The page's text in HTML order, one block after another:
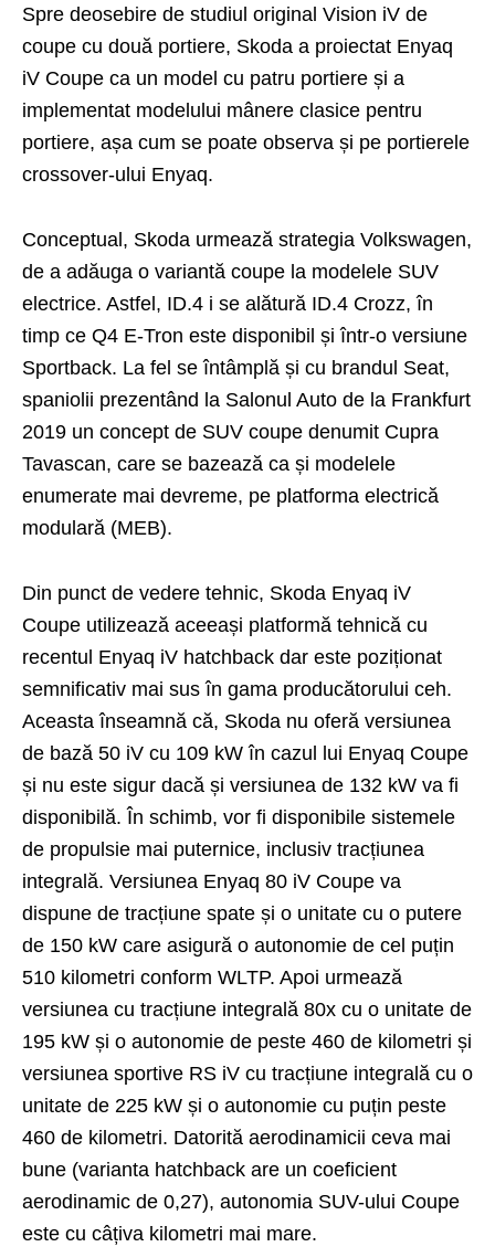
Spre deosebire de studiul original Vision iV de
coupe cu două portiere, Skoda a proiectat Enyaq
iV Coupe ca un model cu patru portiere și a
implementat modelului mânere clasice pentru
portiere, așa cum se poate observa și pe portierele
crossover-ului Enyaq.
Conceptual, Skoda urmează strategia Volkswagen,
de a adăuga o variantă coupe la modelele SUV
electrice. Astfel, ID.4 i se alătură ID.4 Crozz, în
timp ce Q4 E-Tron este disponibil și într-o versiune
Sportback. La fel se întâmplă și cu brandul Seat,
spaniolii prezentând la Salonul Auto de la Frankfurt
2019 un concept de SUV coupe denumit Cupra
Tavascan, care se bazează ca și modelele
enumerate mai devreme, pe platforma electrică
modulară (MEB).
Din punct de vedere tehnic, Skoda Enyaq iV
Coupe utilizează aceeași platformă tehnică cu
recentul Enyaq iV hatchback dar este poziționat
semnificativ mai sus în gama producătorului ceh.
Aceasta înseamnă că, Skoda nu oferă versiunea
de bază 50 iV cu 109 kW în cazul lui Enyaq Coupe
și nu este sigur dacă și versiunea de 132 kW va fi
disponibilă. În schimb, vor fi disponibile sistemele
de propulsie mai puternice, inclusiv tracțiunea
integrală. Versiunea Enyaq 80 iV Coupe va
dispune de tracțiune spate și o unitate cu o putere
de 150 kW care asigură o autonomie de cel puțin
510 kilometri conform WLTP. Apoi urmează
versiunea cu tracțiune integrală 80x cu o unitate de
195 kW și o autonomie de peste 460 de kilometri și
versiunea sportive RS iV cu tracțiune integrală cu o
unitate de 225 kW și o autonomie cu puțin peste
460 de kilometri. Datorită aerodinamicii ceva mai
bune (varianta hatchback are un coeficient
aerodinamic de 0,27), autonomia SUV-ului Coupe
este cu câțiva kilometri mai mare.